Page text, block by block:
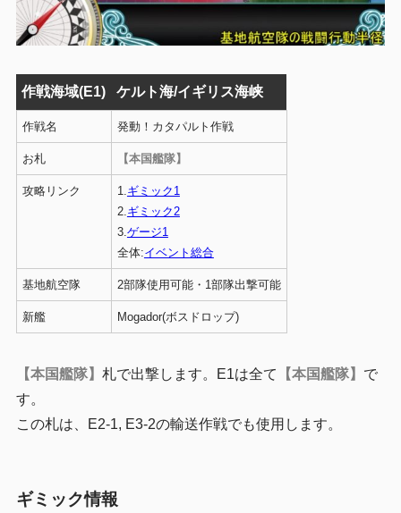
作戦海域(E1) ケルト海/イギリス海峡
作戦名 発動！カタパルト作戦
お札 【本国艦隊】
攻略リンク 1. ギミック1
2. ギミック2
3. ゲージ1
全体:イベント総合
基地航空隊 2部隊使用可能・1部隊出撃可能
新艦 Mogador(ボスドロップ)
【本国艦隊】 札で出撃します。E1は全て 【本国艦隊】 で
す。
この札は、E2-1, E3-2の輸送作戦でも使用します。
ギミック情報